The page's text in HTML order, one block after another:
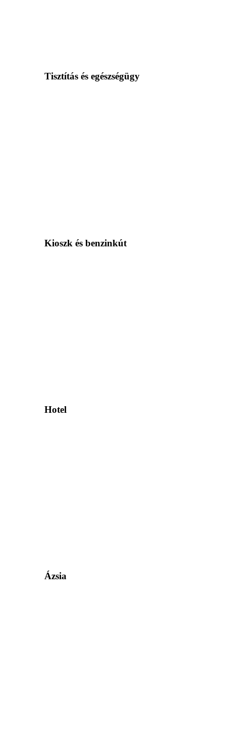
Tisztítás és egészségügy
Kioszk és benzinkút
Hotel
Ázsia